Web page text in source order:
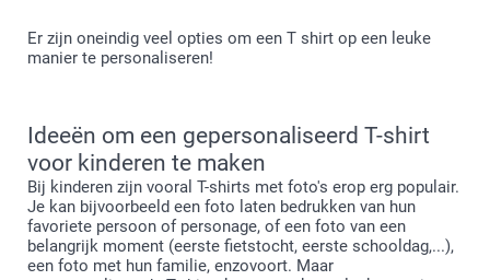
Er zijn oneindig veel opties om een T shirt op een leuke
manier te personaliseren!
Ideeën om een gepersonaliseerd T-shirt
voor kinderen te maken
Bij kinderen zijn vooral T-shirts met foto's erop erg populair.
Je kan bijvoorbeeld een foto laten bedrukken van hun
favoriete persoon of personage, of een foto van een
belangrijk moment (eerste fietstocht, eerste schooldag,...),
een foto met hun familie, enzovoort. Maar